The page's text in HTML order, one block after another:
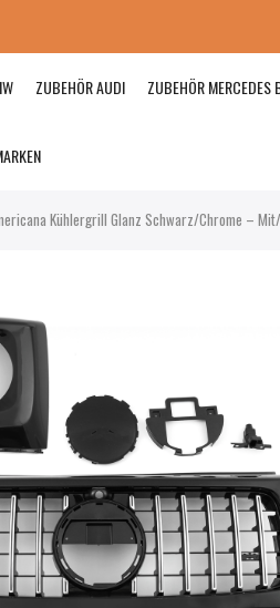
ZUBEHÖR AUDI ZUBEHÖR MERCEDES
Kühlergrill Glanz Schwarz/Chrome –